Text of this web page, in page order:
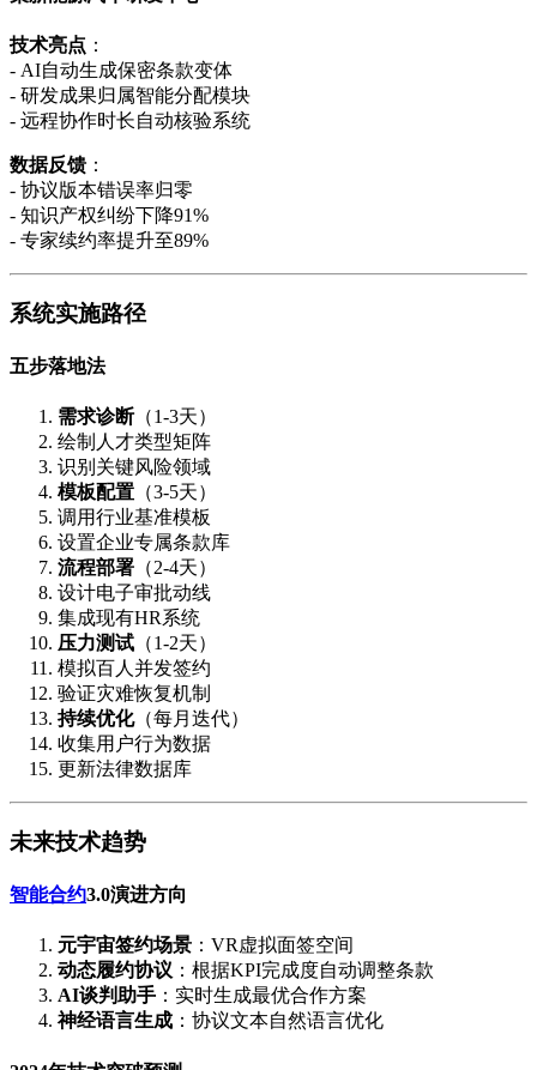
技术亮点 ：
- AI自动生成保密条款变体
- 研发成果归属智能分配模块
- 远程协作时长自动核验系统
数据反馈 ：
- 协议版本错误率归零
- 知识产权纠纷下降91%
- 专家续约率提升至89%
系统实施路径
五步落地法
需求诊断（1-3天）
绘制人才类型矩阵
识别关键风险领域
模板配置 （3-5天）
调用行业基准模板
设置企业专属条款库
流程部署 （2-4天）
设计电子审批动线
集成现有HR系统
压力测试 （1-2天）
模拟百人并发签约
验证灾难恢复机制
持续优化（每月迭代）
收集用户行为数据
更新法律数据库
未来技术趋势
智能合约3.0演进方向
元宇宙签约场景 ：VR虚拟面签空间
动态履约协议 ：根据KPI完成度自动调整条款
AI谈判助手 ：实时生成最优合作方案
神经语言生成 ：协议文本自然语言优化